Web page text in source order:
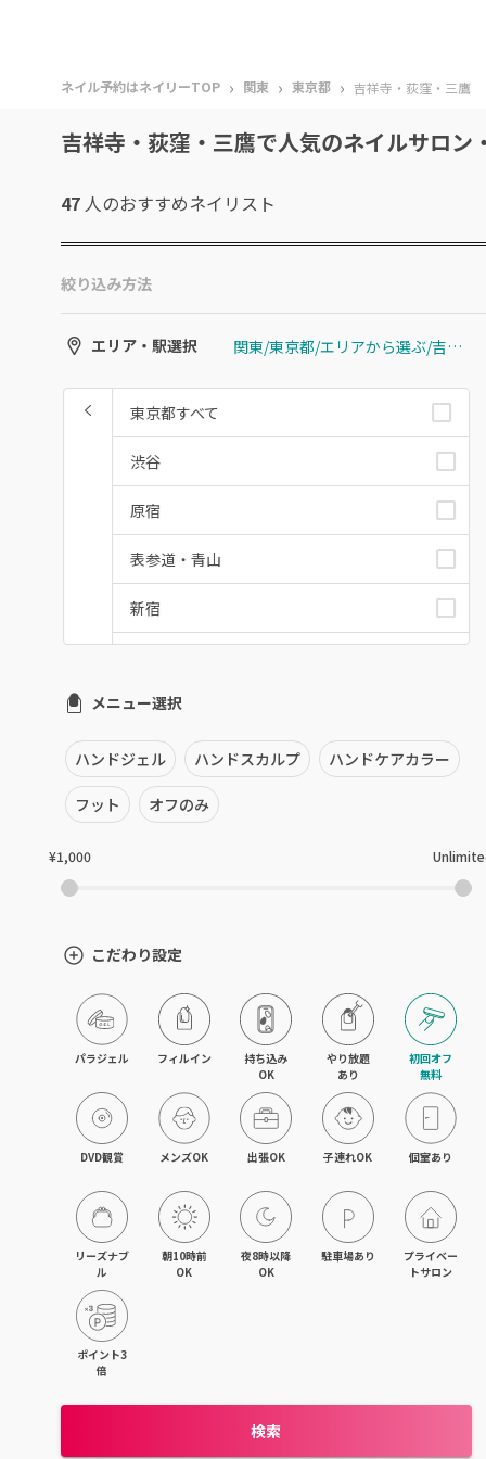
ネイル予約はネイリーTOP › 関東 › 東京都 › 吉祥寺・荻窪・三鷹
吉祥寺・荻窪・三鷹で人気のネイルサロン
47 人のおすすめネイリスト
絞り込み方法
エリア・駅選択 関東/東京都/エリアから選ぶ/吉祥寺・荻窪・三鷹
東京都すべて
渋谷
原宿
表参道・青山
新宿
銀座・新橋・有楽町
恵比寿・代官山・中目黒
自由が丘・学芸大学
下北沢・代々木上原
目黒・戸越・武蔵小山
北千住・町屋・亀有
錦糸町・小岩・青砥
吉祥寺・荻窪・三鷹
立川・国立・国分寺
八王子・日野・昭島
日暮里・駒込・千駄木
メニュー選択
ハンドジェル ハンドスカルプ ハンドケアカラー
フット オフのみ
¥1,000
こだわり設定
パラジェル フィルイン
持ち込み
OK
やり放題
あり
初回オフ
無料
DVD観賞 メンズOK 出張OK 子連れOK 個室あり
リーズナブ
ル
朝10時前
OK
夜8時以降
OK
駐車場あり
プライベー
トサロン
ポイント3
倍
検索